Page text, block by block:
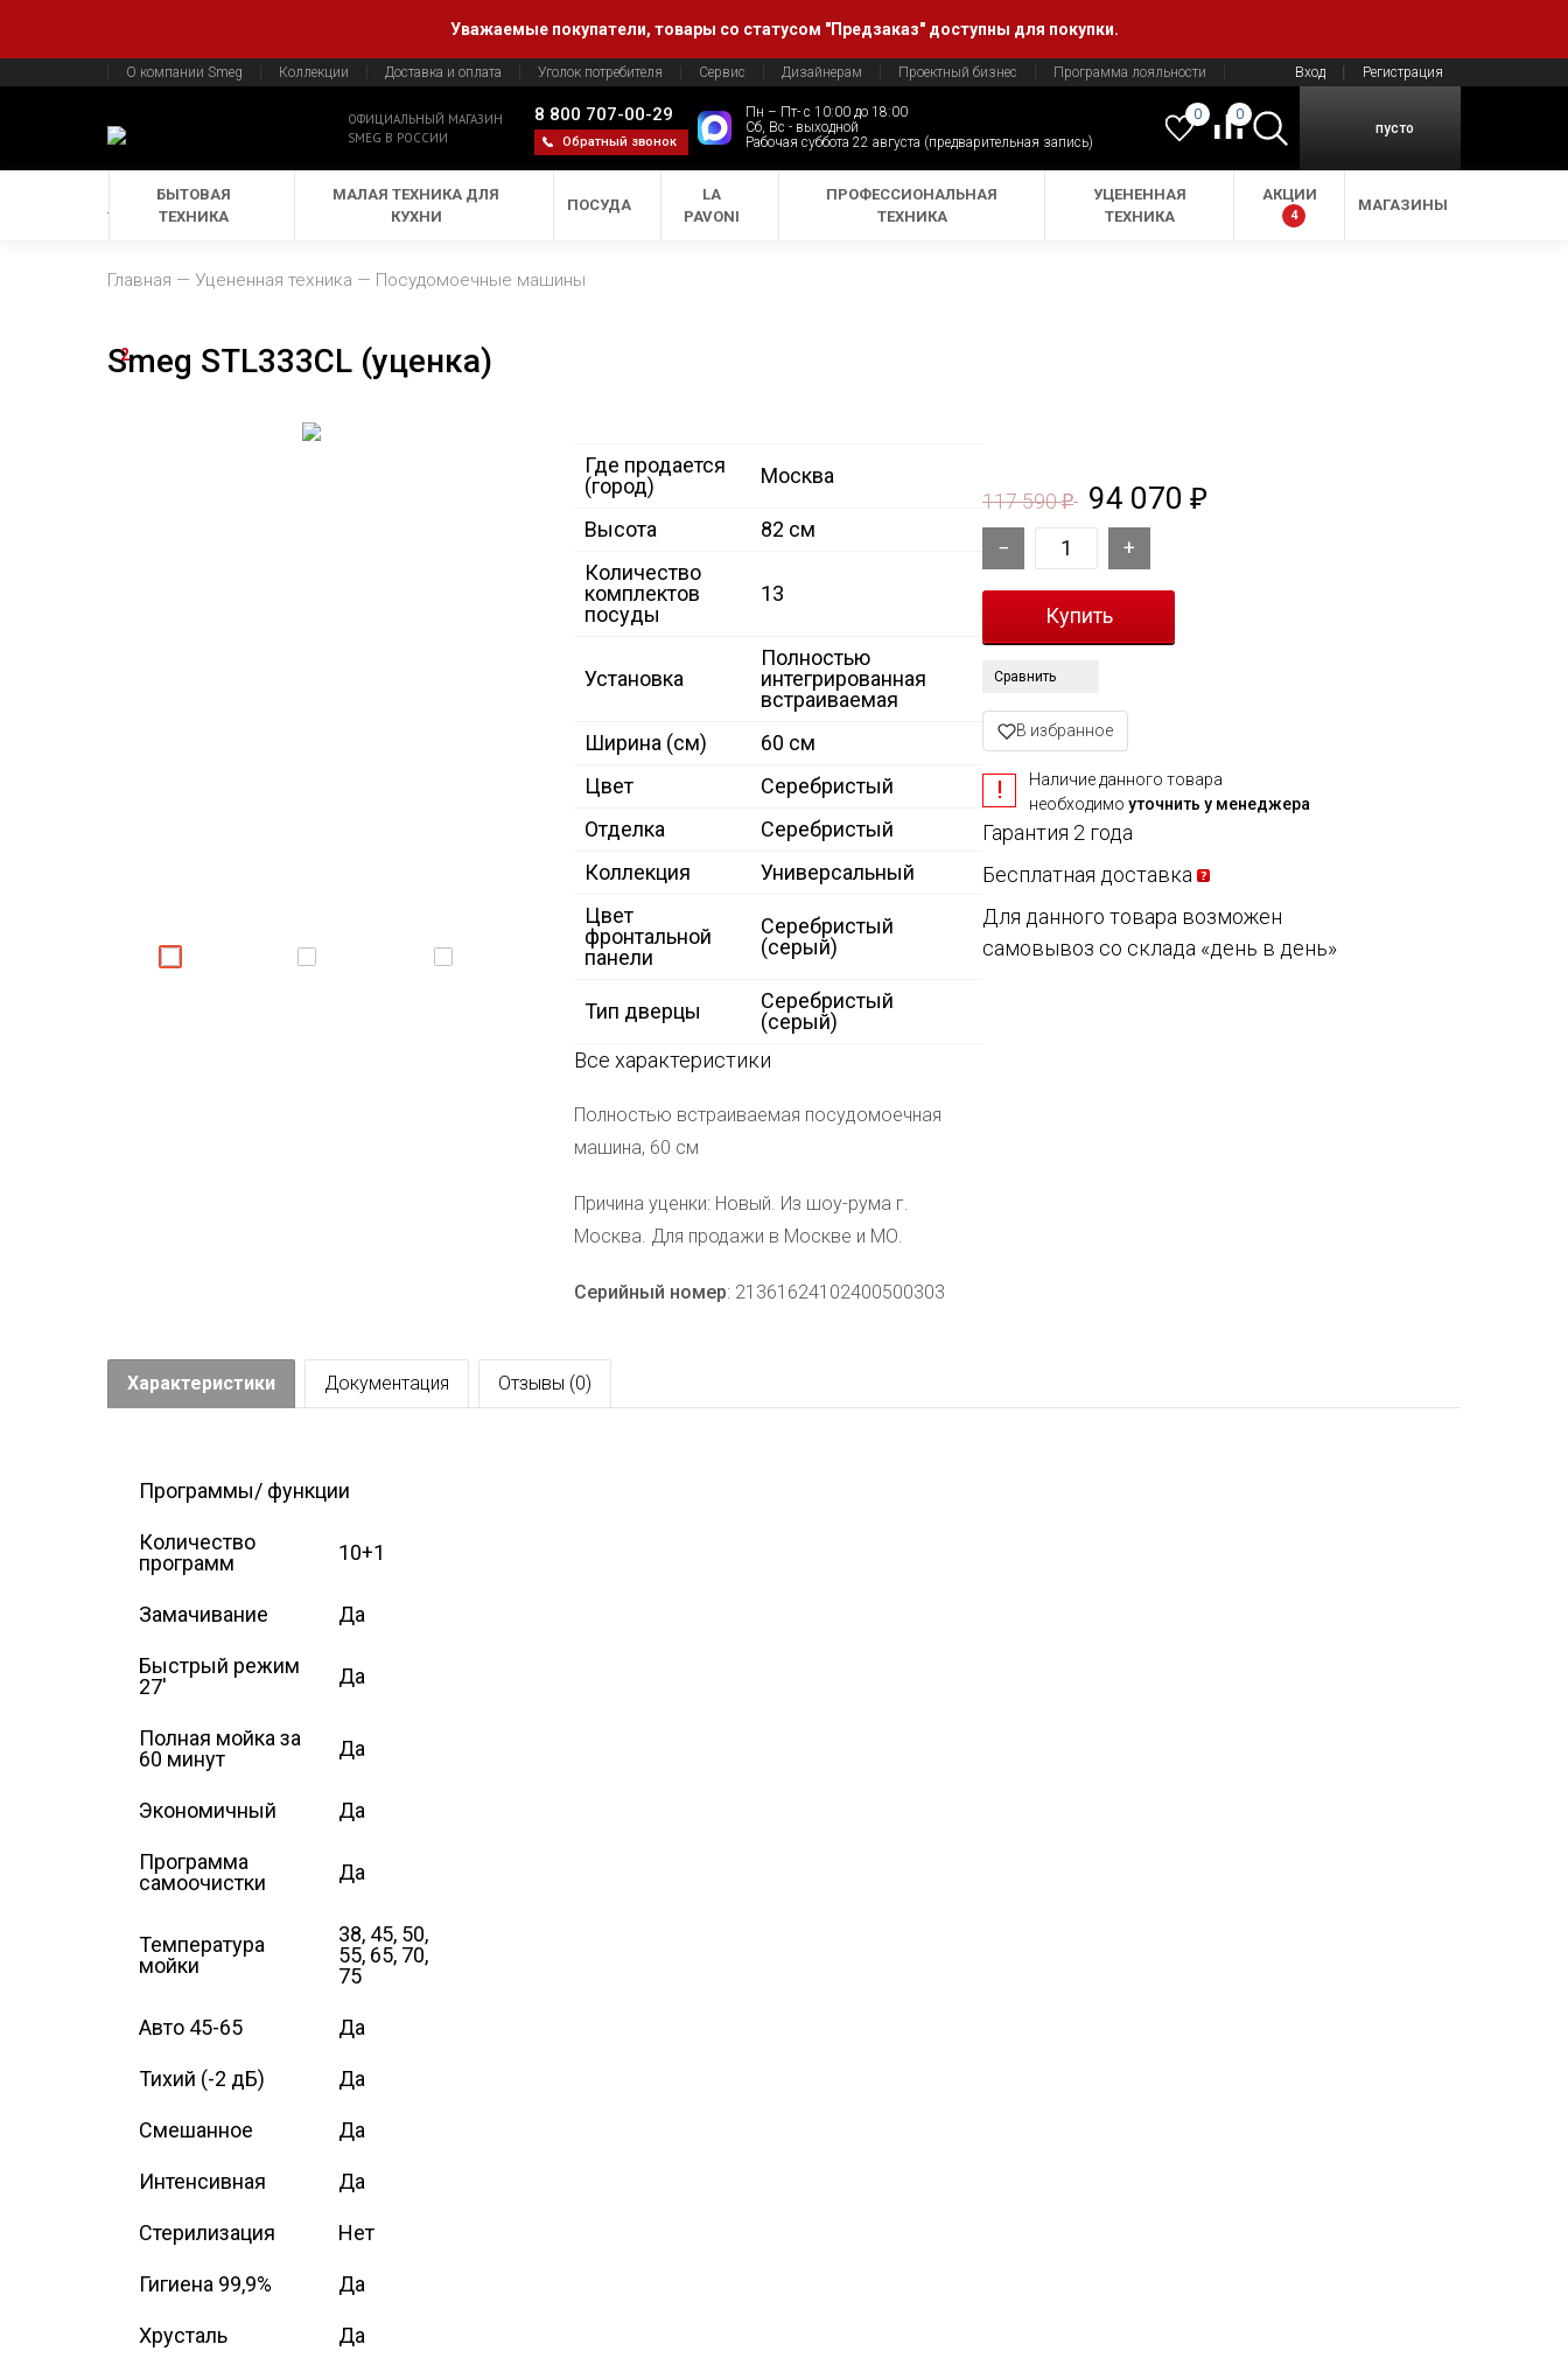
Уважаемые покупатели, товары со статусом "Предзаказ" доступны для покупки.
Вход Регистрация
О компании Smeg Коллекции Доставка и оплата Уголок потребителя Сервис Дизайнерам Проектный бизнес Программа лояльности
ОФИЦИАЛЬНЫЙ МАГАЗИН
SMEG В РОССИИ
8 800 707-00-29
Обратный звонок
Пн – Пт- с 10:00 до 18:00
Сб, Вс - выходной
Рабочая суббота 22 августа (предварительная запись)
0
0
пусто
БЫТОВАЯ
ТЕХНИКА
МАЛАЯ ТЕХНИКА ДЛЯ
КУХНИ
ПОСУДА
LA
PAVONI
ПРОФЕССИОНАЛЬНАЯ
ТЕХНИКА
УЦЕНЕННАЯ
ТЕХНИКА
АКЦИИ
4
МАГАЗИНЫ
Главная Уцененная техника Посудомоечные машины
Smeg STL333CL (уценка)
Где продается
(город)
Москва
Высота
82 см
Количество
комплектов
посуды
13
Установка
Полностью
интегрированная
встраиваемая
Ширина (см)
60 см
Цвет
Серебристый
Отделка
Серебристый
Коллекция
Универсальный
Цвет
фронтальной
панели
Серебристый
(серый)
Тип дверцы
Серебристый
(серый)
Все характеристики
Полностью встраиваемая посудомоечная
машина, 60 см
Причина уценки: Новый. Из шоу-рума г.
Москва. Для продажи в Москве и МО.
Серийный номер: 21361624102400500303
117 590₽ 94 070 ₽
Сравнить
В избранное
Наличие данного товара
необходимо уточнить у менеджера
2
Гарантия 2 года
Бесплатная доставка
Для данного товара возможен
самовывоз со склада «день в день»
Характеристики Документация Отзывы (0)
Программы/ функции
Количество
программ
10+1
Замачивание Да
Быстрый режим
27'
Да
Полная мойка за
60 минут
Да
Экономичный Да
Программа
самоочистки
Да
Температура
мойки
38, 45, 50,
55, 65, 70,
75
Авто 45-65 Да
Тихий (-2 дБ) Да
Смешанное Да
Интенсивная Да
Стерилизация Нет
Гигиена 99,9% Да
Хрусталь Да